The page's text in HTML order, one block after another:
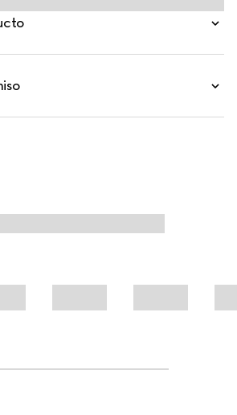
jazmín, jazmín coral y nardo,
atemporal y una sensualidad
para crear una dulzura